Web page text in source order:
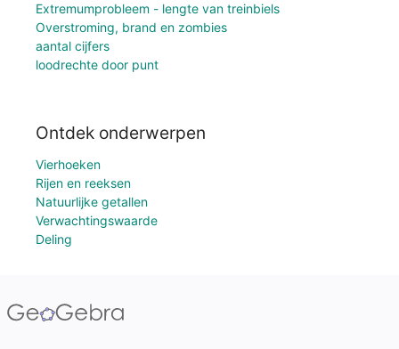
Extremumprobleem - lengte van treinbiels
Overstroming, brand en zombies
aantal cijfers
loodrechte door punt
Ontdek onderwerpen
Vierhoeken
Rijen en reeksen
Natuurlijke getallen
Verwachtingswaarde
Deling